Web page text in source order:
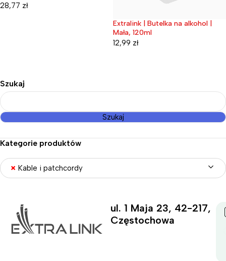
Extralink | Butelka na alkohol |
Szukaj
Szukaj
Kategorie produktów
× Kable i patchcordy
ul. 1 Maja 23, 42-217,
Częstochowa